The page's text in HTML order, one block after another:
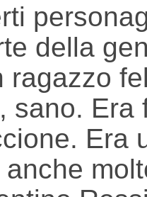
della
ragazzo
sano.
Era